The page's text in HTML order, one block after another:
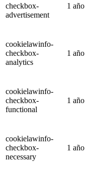
checkbox-
advertisement
1 año
cookielawinfo-
checkbox-
analytics
1 año
cookielawinfo-
checkbox-
functional
1 año
cookielawinfo-
checkbox-
necessary
1 año